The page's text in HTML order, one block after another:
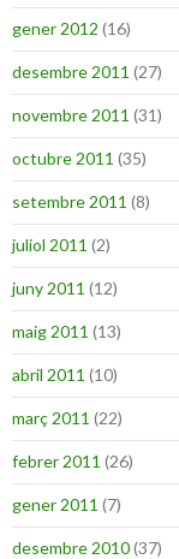
gener 2012 (16)
desembre 2011 (27)
novembre 2011 (31)
octubre 2011 (35)
setembre 2011 (8)
juliol 2011 (2)
juny 2011 (12)
maig 2011 (13)
abril 2011 (10)
març 2011 (22)
febrer 2011 (26)
gener 2011 (7)
desembre 2010(37)